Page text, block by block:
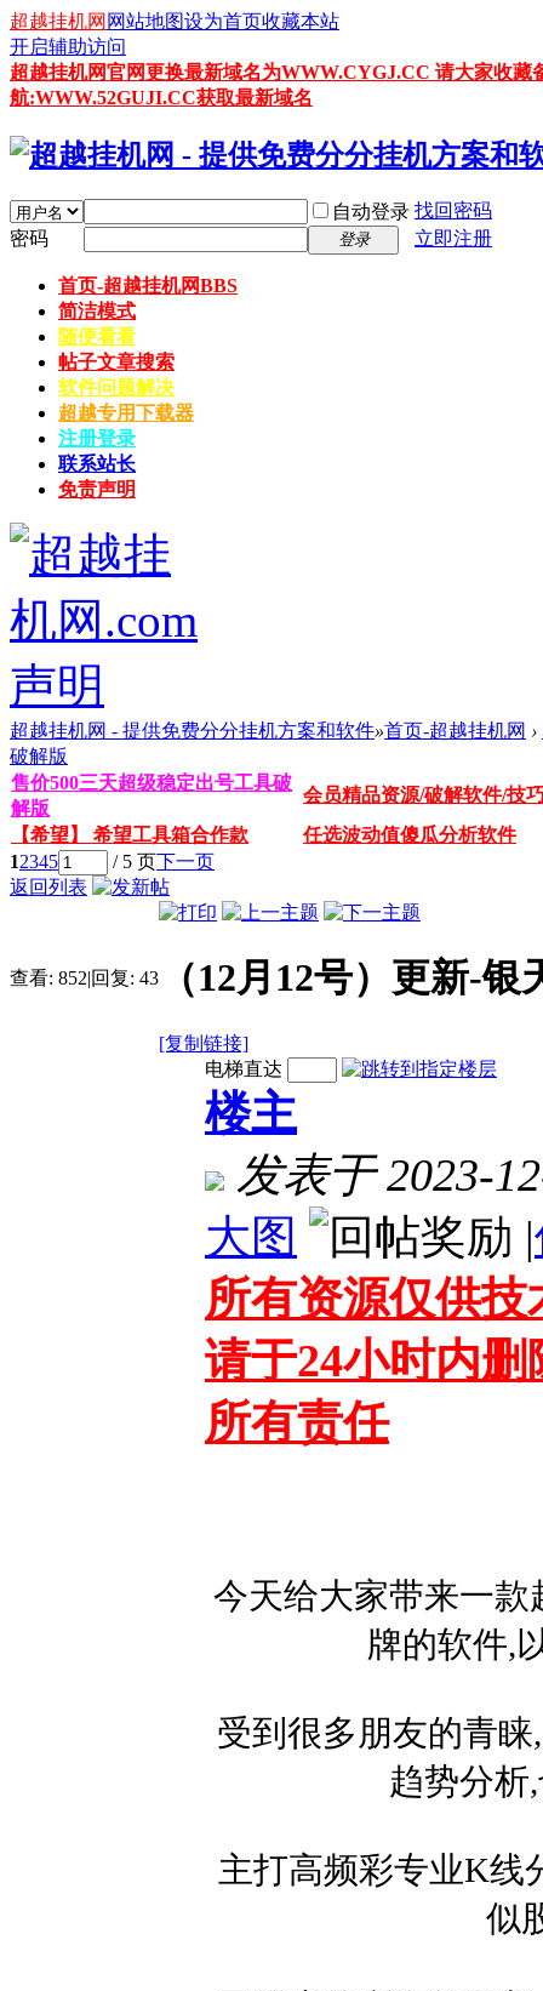
超越挂机网 网站地图设为首页收藏本站
开启辅助访问
超越挂机网官网更换最新域名为WWW.CYGJ.CC 请大家收
航:WWW.52GUJI.CC获取最新域名
自动登录 找回密码
密码
登录 立即注册
首页-超越挂机网BBS
简洁模式
随便看看
帖子文章搜索
软件问题解决
超越专用下载器
注册登录
联系站长
免责声明
超越挂机网 - 提供免费分分挂机方案和软件»首页-超越挂机网 ›
破解版
售价500三天超级稳定出号工具破
解版
会员精品资源/破解软件/技
【希望】 希望工具箱合作款
任选波动值傻瓜分析软件
12345 / 5 页下一页
返回列表
查看: 852|回复: 43 （12月12号）更新-
[复制链接]
电梯直达
楼主
发表于 2023-
大图
|
所有资源仅供
请于24小时内
所有责任
今天给大家带来一
牌的软件,
受到很多朋友的青
趋势分析
主打高频彩专业K线
似